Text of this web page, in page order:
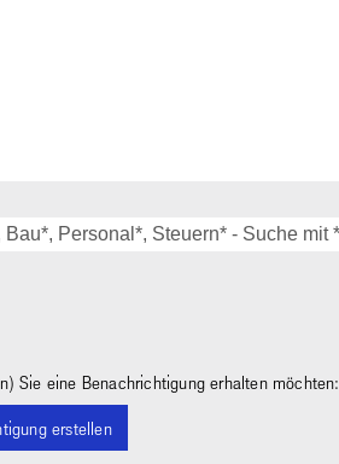
Sie eine Benachrichtigung erhalten möchten:
erstellen